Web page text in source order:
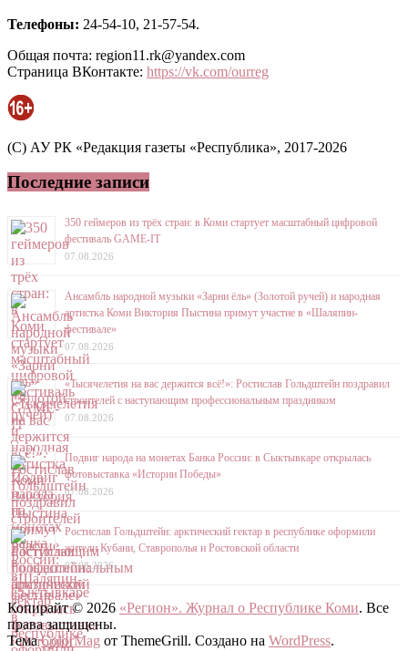
Телефоны: 24-54-10, 21-57-54.
Общая почта: region11.rk@yandex.com
Страница ВКонтакте: https://vk.com/ourreg
(C) АУ РК «Редакция газеты «Республика», 2017-2026
Последние записи
350 геймеров из трёх стран: в Коми стартует масштабный цифровой
фестиваль GAME-IT
07.08.2026
Ансамбль народной музыки «Зарни ёль» (Золотой ручей) и народная
артистка Коми Виктория Пыстина примут участие в «Шаляпин-
фестивале»
07.08.2026
«Тысячелетия на вас держится всё!»: Ростислав Гольдштейн поздравил
строителей с наступающим профессиональным праздником
07.08.2026
Подвиг народа на монетах Банка России: в Сыктывкаре открылась
фотовыставка «Истории Победы»
07.08.2026
Ростислав Гольдштейн: арктический гектар в республике оформили
жители Кубани, Ставрополья и Ростовской области
07.08.2026
Копирайт © 2026 «Регион». Журнал о Республике Коми. Все
права защищены.
ТемаColorMag от ThemeGrill. Создано на WordPress.